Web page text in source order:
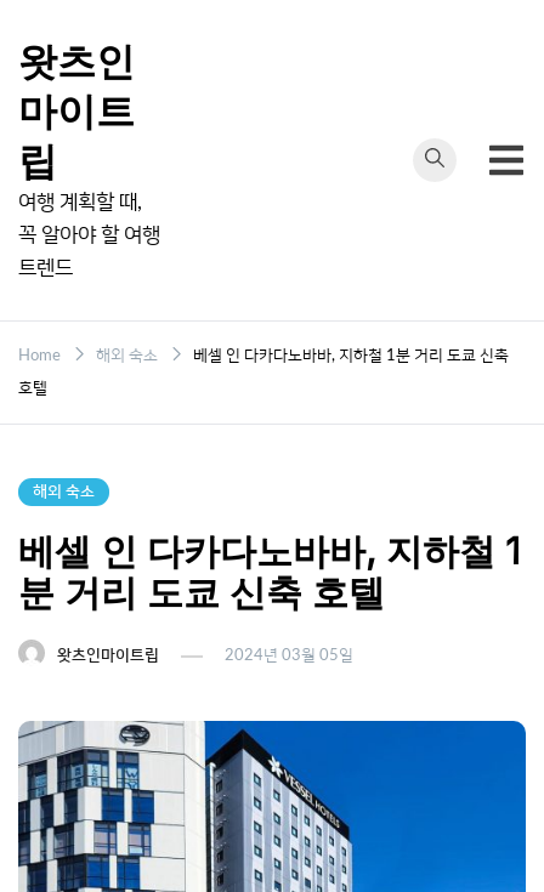
content
왓츠인
마이트
립
여행 계획할 때,
꼭 알아야 할 여행
트렌드
Home 해외 숙소 베셀 인 다카다노바바, 지하철 1분 거리 도쿄 신축
호텔
해외 숙소
베셀 인 다카다노바바, 지하철 1
분 거리 도쿄 신축 호텔
왓츠인마이트립 2024년 03월 05일